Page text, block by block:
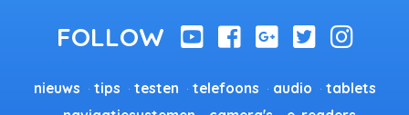
nieuws tips testen telefoons audio
tablets